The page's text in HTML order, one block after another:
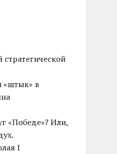
«штык» в
«Победе»? Или,
I